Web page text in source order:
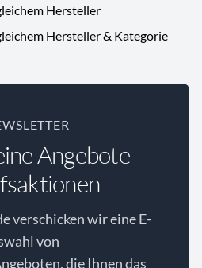
Hersteller
Hersteller & Kategorie
Angebote
verschicken wir eine E-
von
die Ihnen das